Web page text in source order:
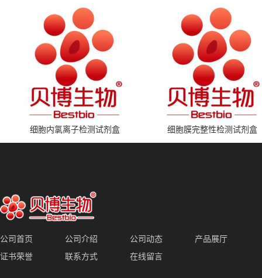
细胞内氯离子检测试剂盒 细胞膜完整性检测试剂盒
公司首页 公司介绍 公司动态
产品展厅
证书荣誉
联系方式 在线留言